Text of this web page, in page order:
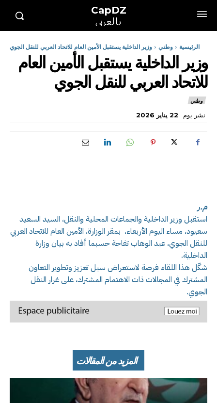
CapDZ
بالعربي
الرئيسية وطني وزير الداخلية يستقبل الأمين العام للاتحاد العربي للنقل الجوي
وزير الداخلية يستقبل الأمين العام
للاتحاد العربي للنقل الجوي
وطني
نشر يوم 22 يناير 2026
م.ر
استقبل وزير الداخلية والجماعات المحلية والنقل، السيد السعيد
سعيود، مساء اليوم الأربعاء، بمقر الوزارة، الأمين العام للاتحاد العربي
للنقل الجوي، عبد الوهاب تفاحة حسبما أفاد به بيان وزارة
الداخلية.
شكّل هذا اللقاء فرصة لاستعراض سبل تعزيز وتطوير التعاون
المشترك في المجالات ذات الاهتمام المشترك، على غرار النقل
الجوي.
المزيد من المقالات